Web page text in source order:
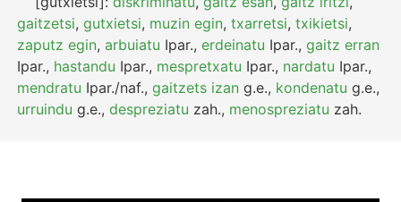
gaitzetsi,gutxietsi, muzin egin,txarretsi,txikietsi,
zaputz egin,arbuiatu Ipar.,erdeinatu Ipar.,gaitz erran
Ipar., hastandu Ipar., mespretxatu Ipar., nardatu Ipar.,
mendratu Ipar./naf.,gaitzets izan g.e., kondenatu g.e.,
urruindu g.e.,despreziatu zah., menospreziatu zah.